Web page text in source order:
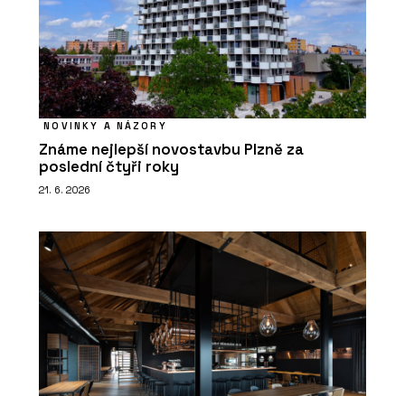
NOVINKY A NÁZORY
Známe nejlepší novostavbu Plzně za
poslední čtyři roky
21. 6. 2026